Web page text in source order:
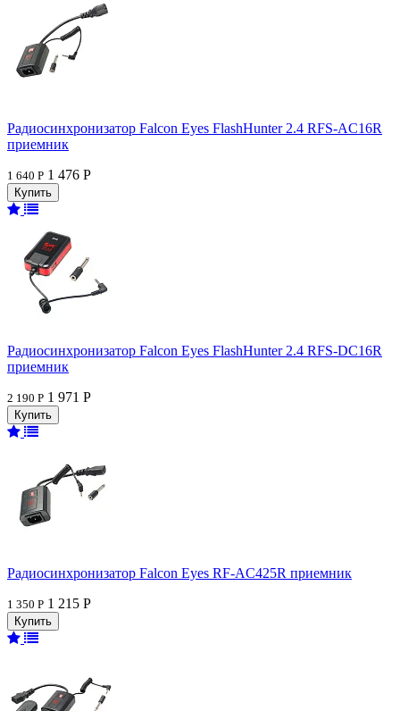
Радиосинхронизатор Falcon Eyes FlashHunter 2.4 RFS-AC16R
приемник
1 640 Р 1 476 Р
Радиосинхронизатор Falcon Eyes FlashHunter 2.4 RFS-DC16R
приемник
2 190 Р 1 971 Р
Радиосинхронизатор Falcon Eyes RF-AC425R приемник
1 350 Р 1 215 Р